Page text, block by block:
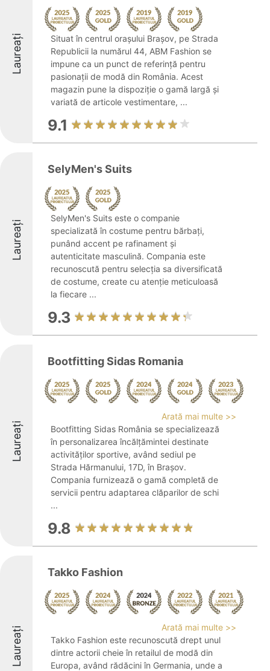
Laureați
Situat în centrul orașului Brașov, pe Strada
Republicii la numărul 44, ABM Fashion se
impune ca un punct de referință pentru
pasionații de modă din România. Acest
magazin pune la dispoziție o gamă largă și
variată de articole vestimentare, ...
9.1
Laureați
SelyMen's Suits
SelyMen's Suits este o companie
specializată în costume pentru bărbați,
punând accent pe rafinament și
autenticitate masculină. Compania este
recunoscută pentru selecția sa diversificată
de costume, create cu atenție meticuloasă
la fiecare ...
9.3
Laureați
Bootfitting Sidas Romania
Arată mai multe >>
Bootfitting Sidas România se specializează
în personalizarea încălțămintei destinate
activităților sportive, având sediul pe
Strada Hărmanului, 17D, în Brașov.
Compania furnizează o gamă completă de
servicii pentru adaptarea clăparilor de schi
...
9.8
Laureați
Takko Fashion
Arată mai multe >>
Takko Fashion este recunoscută drept unul
dintre actorii cheie în retailul de modă din
Europa, având rădăcini în Germania, unde a